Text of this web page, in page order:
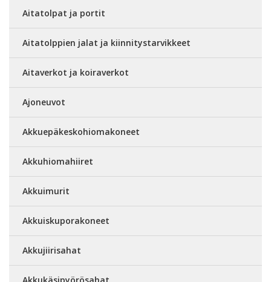
Aitatolpat ja portit
Aitatolppien jalat ja kiinnitystarvikkeet
Aitaverkot ja koiraverkot
Ajoneuvot
Akkuepäkeskohiomakoneet
Akkuhiomahiiret
Akkuimurit
Akkuiskuporakoneet
Akkujiirisahat